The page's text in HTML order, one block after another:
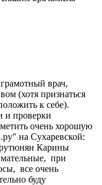
врач,
(хотя признаться
к себе).
и проверки
очень хорошую
на Сухаревской:
Карины
при
все очень
буду